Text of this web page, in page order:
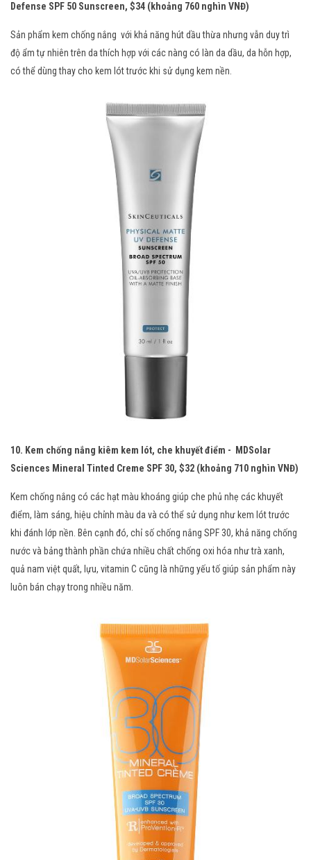
Defense SPF 50 Sunscreen, $34 (khoảng 760 nghìn VNĐ)
Sản phẩm kem chống nắng với khả năng hút dầu thừa nhưng vẫn duy trì
độ ẩm tự nhiên trên da thích hợp với các nàng có làn da dầu, da hỗn hợp,
có thể dùng thay cho kem lót trước khi sử dụng kem nền.
10. Kem chống nắng kiêm kem lót, che khuyết điểm - MDSolar
Sciences Mineral Tinted Creme SPF 30, $32 (khoảng 710 nghìn VNĐ)
Kem chống nắng có các hạt màu khoáng giúp che phủ nhẹ các khuyết
điểm, làm sáng, hiệu chỉnh màu da và có thể sử dụng như kem lót trước
khi đánh lớp nền. Bên cạnh đó, chỉ số chống nắng SPF 30, khả năng chống
nước và bảng thành phần chứa nhiều chất chống oxi hóa như trà xanh,
quả nam việt quất, lựu, vitamin C cũng là những yếu tố giúp sản phẩm này
luôn bán chạy trong nhiều năm.